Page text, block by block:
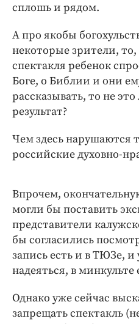
сплошь и рядом.
А про якобы
некоторые зрители, то,
спектакля ребенок
Боге, о Библии и они
рассказывать, то не
результат?
Чем здесь нарушаются
российские духовно-
Впрочем,
могли бы поставить
представители
бы согласились
запись есть и в ТЮЗе, и
надеяться, в
Однако уже сейчас
запрещать спектакль